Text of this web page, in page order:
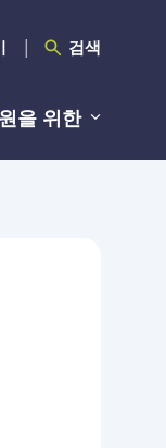
검색
을 위한